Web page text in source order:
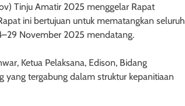
Tinju Amatir 2025 menggelar Rapat
ini bertujuan untuk mematangkan seluruh
November 2025 mendatang.
Ketua Pelaksana, Edison, Bidang
yang tergabung dalam struktur kepanitiaan